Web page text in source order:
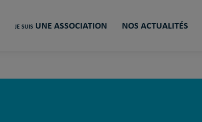
JE SUIS UNE ASSOCIATION NOS ACTUALITÉS